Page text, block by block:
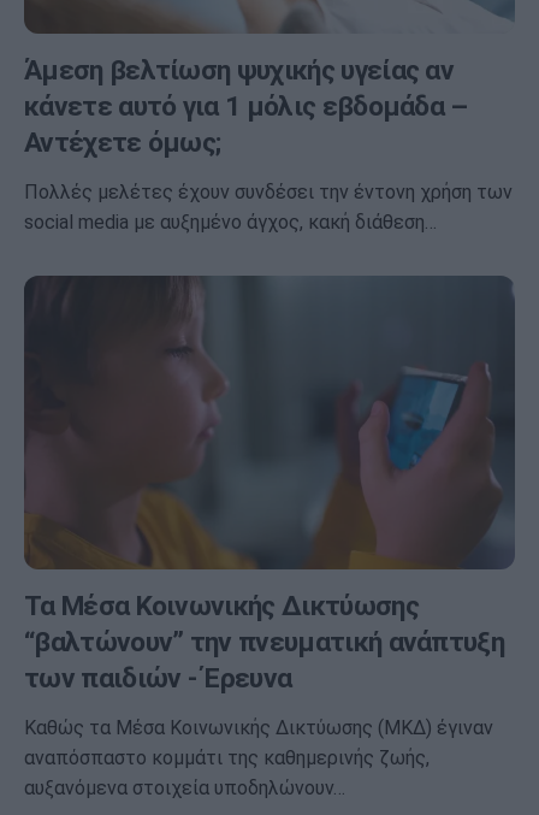
Άμεση βελτίωση ψυχικής υγείας αν
κάνετε αυτό για 1 μόλις εβδομάδα –
Αντέχετε όμως;
Πολλές μελέτες έχουν συνδέσει την έντονη χρήση των
social media με αυξημένο άγχος, κακή διάθεση…
Τα Μέσα Κοινωνικής Δικτύωσης
“βαλτώνουν” την πνευματική ανάπτυξη
των παιδιών - Έρευνα
Καθώς τα Μέσα Κοινωνικής Δικτύωσης (ΜΚΔ) έγιναν
αναπόσπαστο κομμάτι της καθημερινής ζωής,
αυξανόμενα στοιχεία υποδηλώνουν…